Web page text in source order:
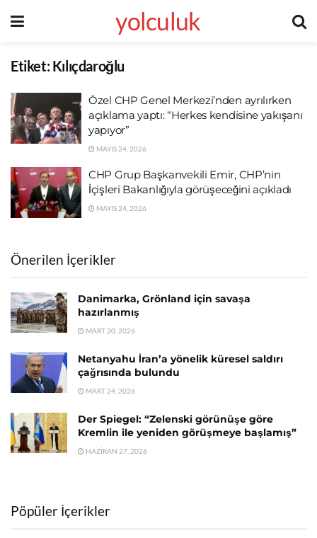
yolculuk
Etiket:Kılıçdaroğlu
Özel CHP Genel Merkezi’nden ayrılırken
açıklama yaptı: “Herkes kendisine yakışanı
yapıyor”
MAYIS 24, 2026
CHP Grup Başkanvekili Emir, CHP’nin
İçişleri Bakanlığıyla görüşeceğini açıkladı
MAYIS 24, 2026
Önerilen İçerikler
Danimarka, Grönland için savaşa
hazırlanmış
MART 20, 2026
Netanyahu İran’a yönelik küresel saldırı
çağrısında bulundu
MART 24, 2026
Der Spiegel: “Zelenski görünüşe göre
Kremlin ile yeniden görüşmeye başlamış”
HAZIRAN 27, 2026
Pöpüler İçerikler